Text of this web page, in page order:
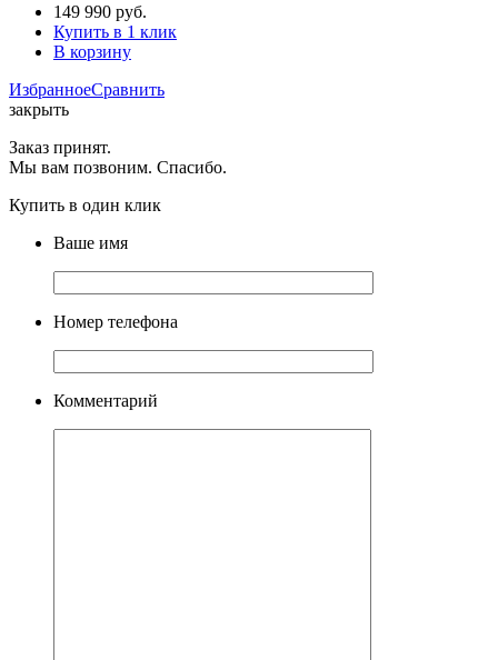
149 990 руб.
Купить в 1 клик
В корзину
ИзбранноеСравнить
закрыть
Заказ принят.
Мы вам позвоним. Спасибо.
Купить в один клик
Ваше имя
Номер телефона
Комментарий